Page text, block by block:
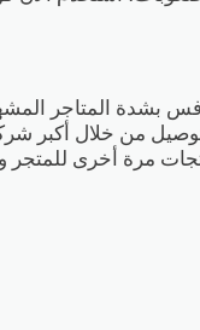
بشدة المتاجر
من خلال أكبر
مرة أخرى